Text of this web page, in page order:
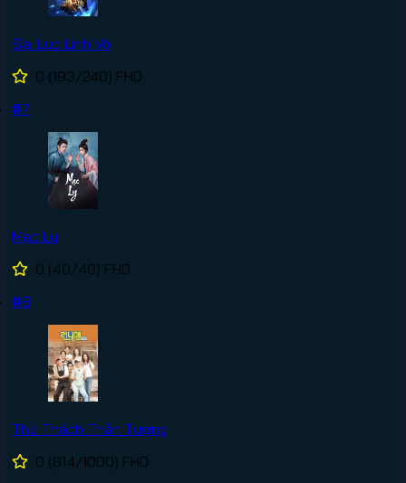
Đại Lục Linh Võ
0 (193/240) FHD
#7
Mạc Ly
0 (40/40) FHD
#8
Thử Thách Thần Tượng
0 (814/1000) FHD